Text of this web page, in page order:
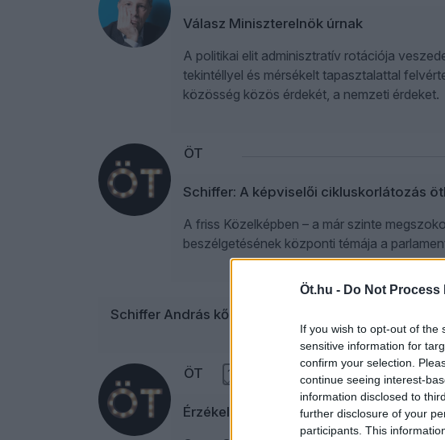
Öt.hu - Do Not
If you wish to opt-out of the
sensitive information for
confirm your selection.
continue seeing interest-
information disclosed to
further disclosure of your
participants. This
Válasz Miniszterelnök úrnak
A politikai elit adminisztratív rotációja
tekintéllyel és mérsékelt tapasztalattal
közösség közös érdekét, a nemzeti érdeket.
ÖT
Schiffer: A képviselői cikluskorlátozás
A friss Közelképben – a már szinte
beszélgetésének központi témája a
Schiffer András kőkemény választ küldött Magyar
ÖT 12
Érzékelhető a nyomás, hogy „tessék